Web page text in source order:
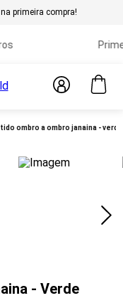
na primeira compra!
ombro a ombro janaina - verde
- Verde